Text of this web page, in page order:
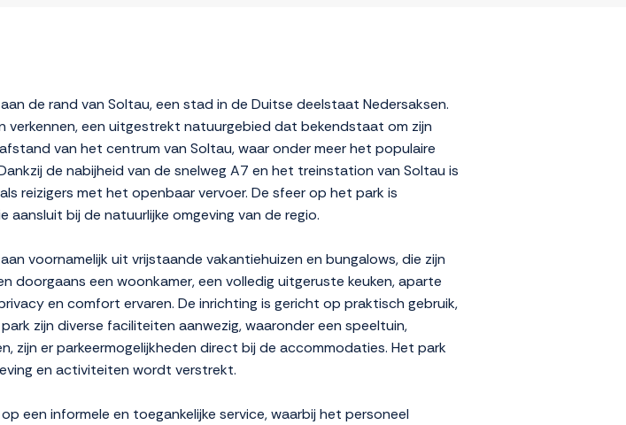
de rand van Soltau, een stad in de Duitse deelstaat Nedersaksen.
verkennen, een uitgestrekt natuurgebied dat bekendstaat om zijn
van het centrum van Soltau, waar onder meer het populaire
de nabijheid van de snelweg A7 en het treinstation van Soltau is
reizigers met het openbaar vervoer. De sfeer op het park is
aansluit bij de natuurlijke omgeving van de regio.
voornamelijk uit vrijstaande vakantiehuizen en bungalows, die zijn
doorgaans een woonkamer, een volledig uitgeruste keuken, aparte
en comfort ervaren. De inrichting is gericht op praktisch gebruik,
zijn diverse faciliteiten aanwezig, waaronder een speeltuin,
zijn er parkeermogelijkheden direct bij de accommodaties. Het park
en activiteiten wordt verstrekt.
een informele en toegankelijke service, waarbij het personeel